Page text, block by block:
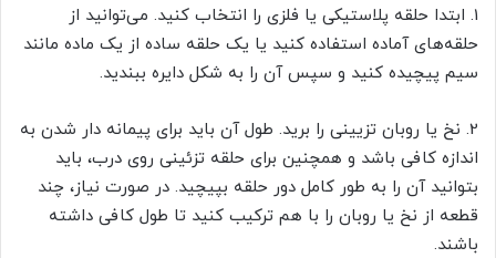
1. ابتدا حلقه پلاستیکی یا فلزی را انتخاب کنید. می‌توانید از
حلقه‌های آماده استفاده کنید یا یک حلقه ساده از یک ماده مانند
سیم پیچیده کنید و سپس آن را به شکل دایره ببندید.
2. نخ یا روبان تزیینی را برید. طول آن باید برای پیمانه دار شدن به
اندازه کافی باشد و همچنین برای حلقه تزئینی روی درب، باید
بتوانید آن را به طور کامل دور حلقه بپیچید. در صورت نیاز، چند
قطعه از نخ یا روبان را با هم ترکیب کنید تا طول کافی داشته
باشند.